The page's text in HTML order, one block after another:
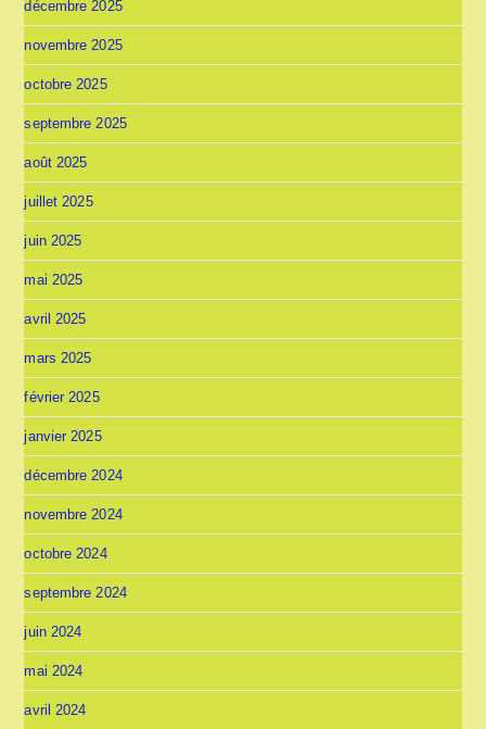
décembre 2025
novembre 2025
octobre 2025
septembre 2025
août 2025
juillet 2025
juin 2025
mai 2025
avril 2025
mars 2025
février 2025
janvier 2025
décembre 2024
novembre 2024
octobre 2024
septembre 2024
juin 2024
mai 2024
avril 2024